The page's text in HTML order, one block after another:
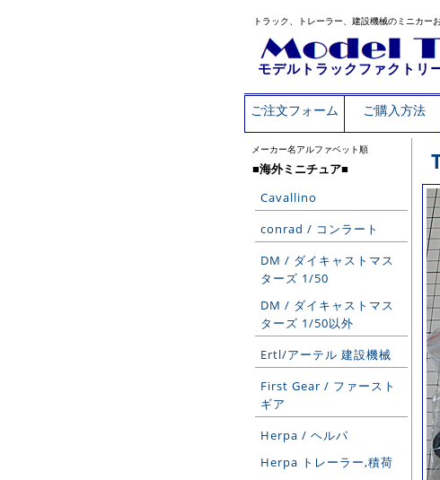
トラック、トレーラー、建設機械のミニカー
モデルトラックファクトリ
ご注文フォーム ご購入方法
メーカー名アルファベット順
■海外ミニチュア■
Cavallino
conrad / コンラート
DM / ダイキャストマス
ターズ 1/50
DM / ダイキャストマス
ターズ 1/50以外
Ertl/アーテル 建設機械
First Gear / ファースト
ギア
Herpa / ヘルパ
Herpa トレーラー,積荷